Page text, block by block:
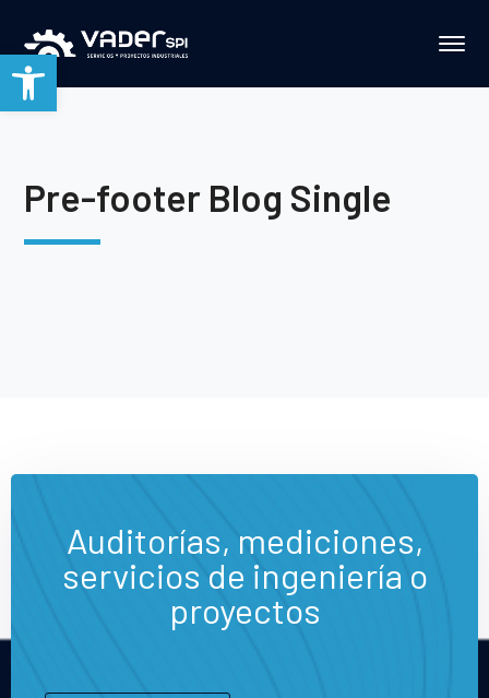
Abrir barra de herramientas
Pre-footer Blog Single
Auditorías, mediciones,
servicios de ingeniería o
proyectos